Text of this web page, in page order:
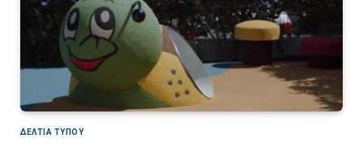
ΔΕΛΤΙΑ ΤΥΠΟΥ